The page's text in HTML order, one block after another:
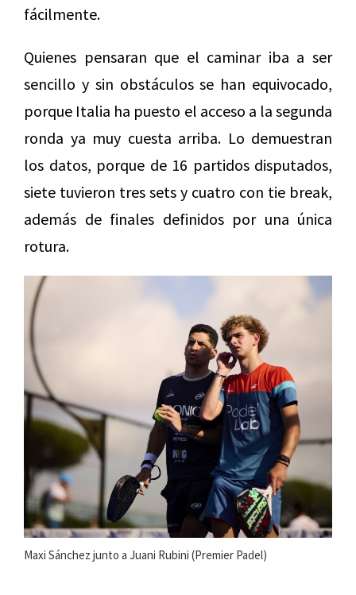
fácilmente.
Quienes pensaran que el caminar iba a ser
sencillo y sin obstáculos se han equivocado,
porque Italia ha puesto el acceso a la segunda
ronda ya muy cuesta arriba. Lo demuestran
los datos, porque de 16 partidos disputados,
siete tuvieron tres sets y cuatro con tie break,
además de finales definidos por una única
rotura.
Maxi Sánchez junto a Juani Rubini (Premier Padel)